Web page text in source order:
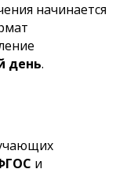
начинается
день.
и